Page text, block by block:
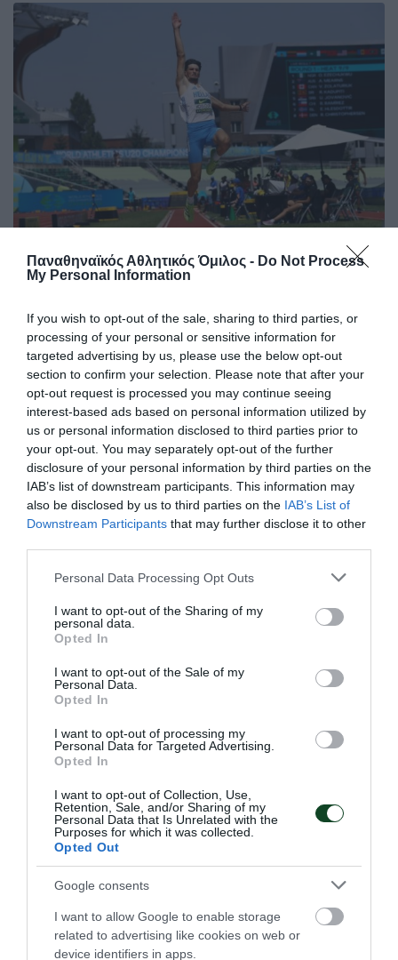
Παναθηναϊκός Αθλητικός Όμιλος - Do Not Process
My Personal Information
If you wish to opt-out of the sale, sharing to third parties, or
processing of your personal or sensitive information for
targeted advertising by us, please use the below opt-out
section to confirm your selection. Please note that after your
opt-out request is processed you may continue seeing
interest-based ads based on personal information utilized by
us or personal information disclosed to third parties prior to
your opt-out. You may separately opt-out of the further
disclosure of your personal information by third parties on the
IAB’s list of downstream participants. This information may
also be disclosed by us to third parties on the IAB’s List of
Downstream Participants that may further disclose it to other
Please note that this website/app uses one or more Google
not limited to your visit or usage behaviour. You may click to
grant or deny consent to Google and its third-party tags to
use your data for below specified purposes in below Google
consent section.
Personal Data Processing Opt Outs
I want to opt-out of the Sharing of my
personal data.
Opted In
I want to opt-out of the Sale of my
Personal Data.
Opted In
I want to opt-out of processing my
Personal Data for Targeted Advertising.
Opted In
I want to opt-out of Collection, Use,
Retention, Sale, and/or Sharing of my
Personal Data that Is Unrelated with the
Purposes for which it was collected.
Opted Out
Google consents
I want to allow Google to enable storage
related to advertising like cookies on web or
device identifiers in apps.
Στην Παγκόσμια ελίτ ο Κουλούρης
Ο Αρσένης Κουλούρης συμμετείχε στον τελικό του μήκος
καταλαμβάνοντας την ένατη θέση.
09.08.2026 ΣΤΙΒΟΣ
Δύο στα δύο με «πράσινη»
σύμβολη
Η Εθνική ομάδα μπάσκετ Κορασίδων έκανε το δύο στα δύο
στο EuroBasket Β' κατηγορίας έχοντας τη Μαριάνθη
Τουλούπη με διψήφιο αριθμό πόντων.